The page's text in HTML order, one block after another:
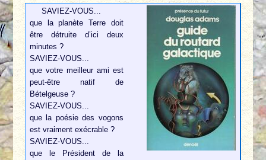
SAVIEZ-VOUS...
que la planète Terre doit
être détruite d’ici deux
minutes ?
SAVIEZ-VOUS...
que votre meilleur ami est
peut-être natif de
Bételgeuse ?
SAVIEZ-VOUS...
que la poésie des vogons
est vraiment exécrable ?
SAVIEZ-VOUS...
que le Président de la